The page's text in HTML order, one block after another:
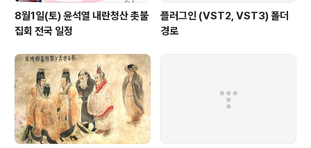
8월1일(토) 윤석열 내란청산 촛불
집회 전국 일정
플러그인 (VST2, VST3) 폴더
경로